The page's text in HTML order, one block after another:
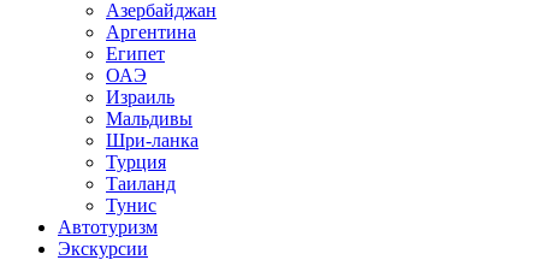
Азербайджан
Аргентина
Египет
ОАЭ
Израиль
Мальдивы
Шри-ланка
Турция
Таиланд
Тунис
Автотуризм
Экскурсии